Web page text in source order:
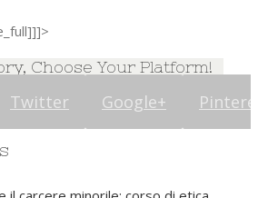
Choose Your Platform!
Twitter Google+